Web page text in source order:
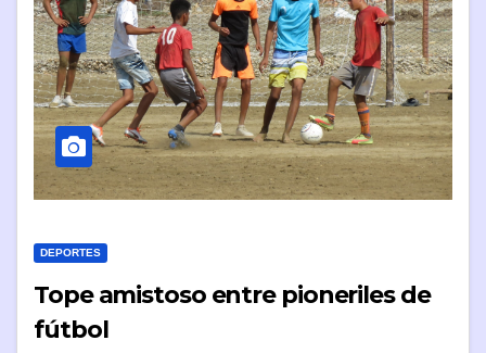
DEPORTES
Tope amistoso entre pioneriles de
fútbol